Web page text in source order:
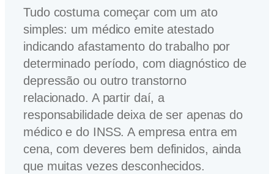
Tudo costuma começar com um ato
simples: um médico emite atestado
indicando afastamento do trabalho por
determinado período, com diagnóstico de
depressão ou outro transtorno
relacionado. A partir daí, a
responsabilidade deixa de ser apenas do
médico e do INSS. A empresa entra em
cena, com deveres bem definidos, ainda
que muitas vezes desconhecidos.